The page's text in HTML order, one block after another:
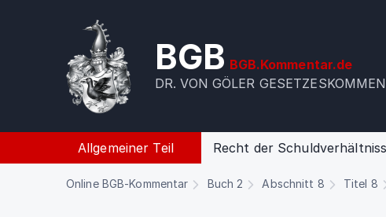
BGB BGB.Kommentar.de
DR. VON GÖLER
Allgemeiner Teil Recht der
Online BGB-Kommentar Buch 2 Abschnitt 8 Titel 8